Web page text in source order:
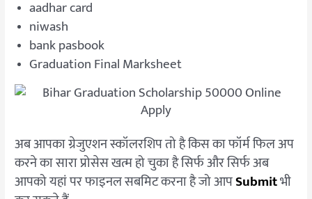
aadhar card
niwash
bank pasbook
Graduation Final Marksheet
अब आपका ग्रेजुएशन स्कॉलरशिप तो है किस का फॉर्म फिल अप
करने का सारा प्रोसेस खत्म हो चुका है सिर्फ और सिर्फ अब
आपको यहां पर फाइनल सबमिट करना है जो आपSubmitभी